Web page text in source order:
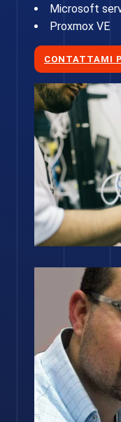
Microsoft
Proxmox VE
CONTATTAMI